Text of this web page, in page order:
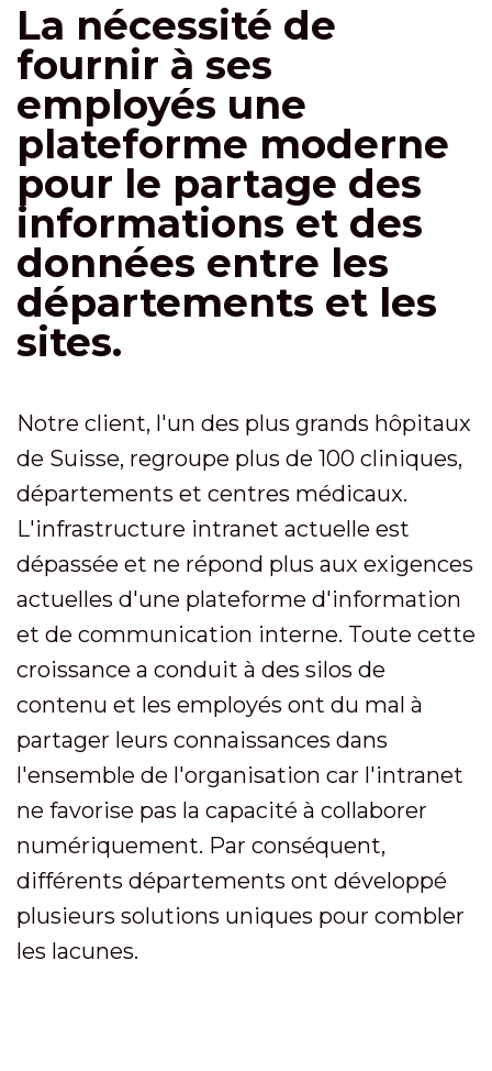
La nécessité de
fournir à ses
employés une
plateforme moderne
pour le partage des
informations et des
données entre les
départements et les
sites.
Notre client, l'un des plus grands hôpitaux
de Suisse, regroupe plus de 100 cliniques,
départements et centres médicaux.
L'infrastructure intranet actuelle est
dépassée et ne répond plus aux exigences
actuelles d'une plateforme d'information
et de communication interne. Toute cette
croissance a conduit à des silos de
contenu et les employés ont du mal à
partager leurs connaissances dans
l'ensemble de l'organisation car l'intranet
ne favorise pas la capacité à collaborer
numériquement. Par conséquent,
différents départements ont développé
plusieurs solutions uniques pour combler
les lacunes.